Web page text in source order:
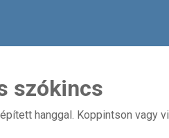
szókincs
hanggal. Koppintson vagy